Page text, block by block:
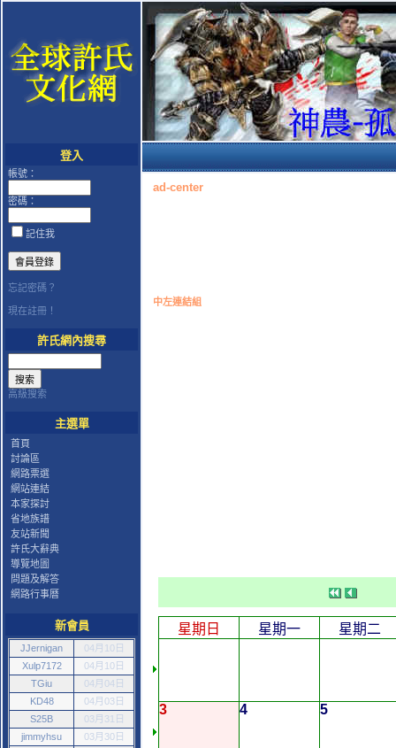
登入
帳號：
密碼：
記住我
忘記密碼？
現在註冊！
許氏網內搜尋
高級搜索
主選單
首頁
討論區
網路票選
網站連結
本家探討
省地族譜
友站新聞
許氏大辭典
導覽地圖
問題及解答
網路行事曆
新會員
JJernigan
04月10日
Xulp7172
04月10日
TGiu
04月04日
KD48
04月03日
S25B
03月31日
jimmyhsu
03月30日
ad-center
中左連結組
星期日 星期一 星期二
3 4 5